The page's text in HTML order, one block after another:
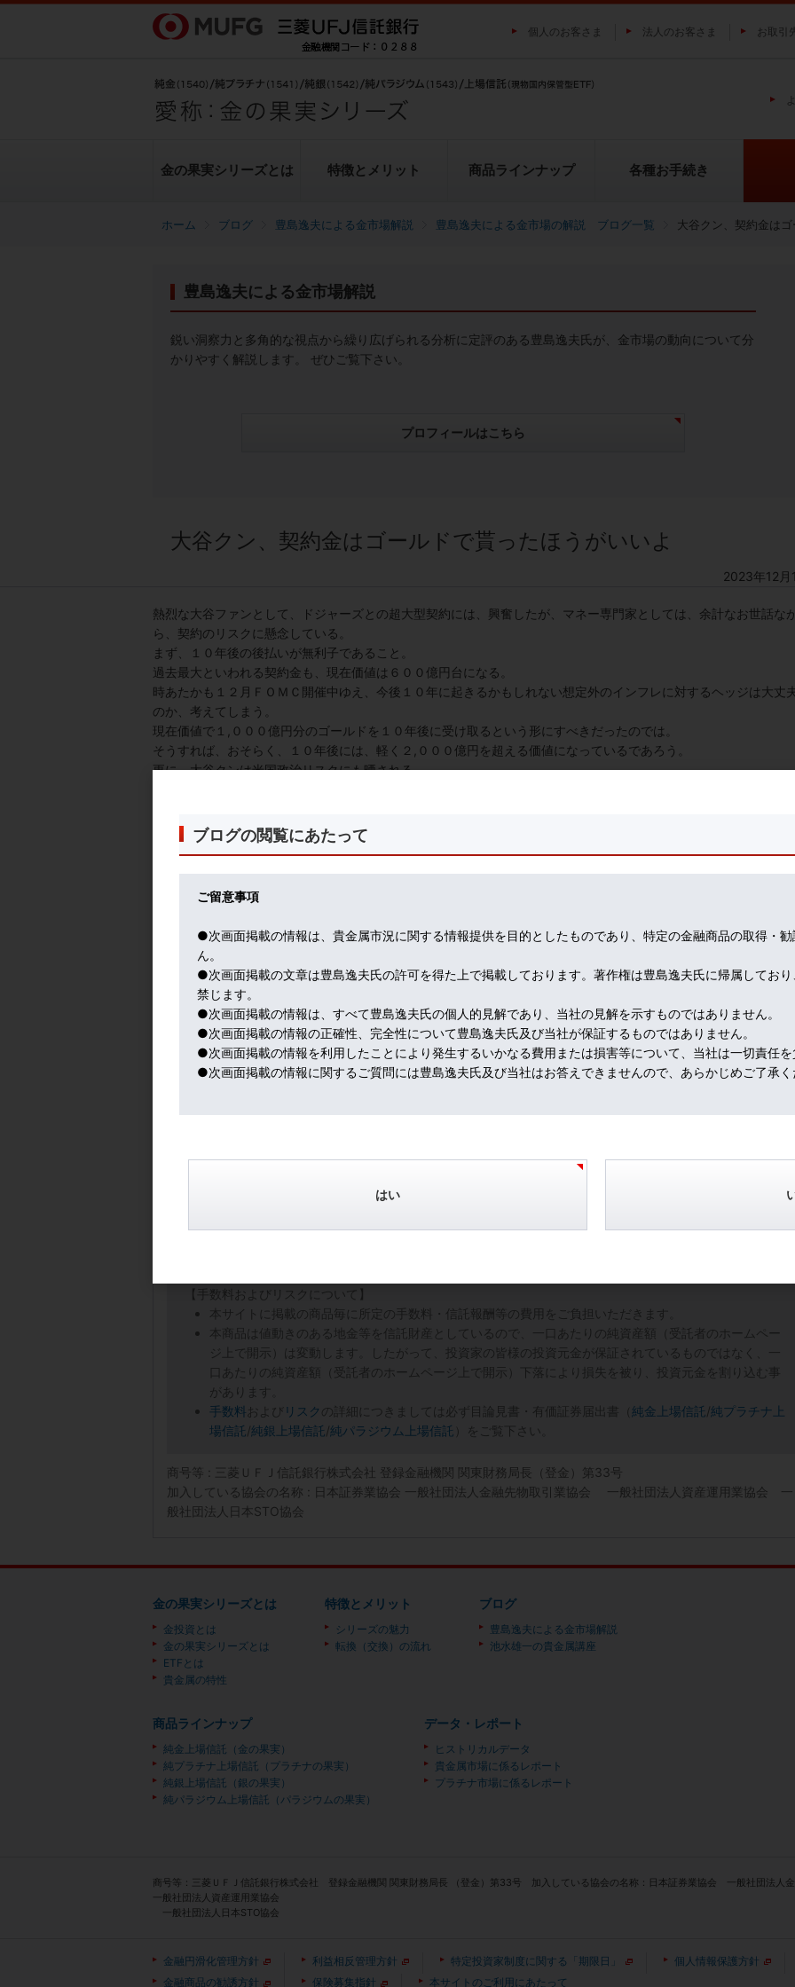
ブログ 豊島逸夫による金市場解説 豊島逸夫による金市場の解説 ブログ一覧 大谷クン、契約金は
豊島逸夫による金市場解説
鋭い洞察力と多角的な視点から繰り広げられる分析に定評のある豊島逸夫氏が、金市場の動向について分
かりやすく解説します。 ぜひご覧下さい。
プロフィールはこちら
大谷クン、契約金はゴールドで貰ったほうがいいよ
2023年12月
熱烈な大谷ファンとして、ドジャーズとの超大型契約には、興奮したが、マネー専門家としては、余計なお世話な
ら、契約のリスクに懸念している。
まず、１０年後の後払いが無利子であること。
過去最大といわれる契約金も、現在価値は６００億円台になる。
時あたかも１２月ＦＯＭＣ開催中ゆえ、今後１０年に起きるかもしれない想定外のインフレに対するヘッジは大丈
のか、考えてしまう。
現在価値で１,０００億円分のゴールドを１０年後に受け取るという形にすべきだったのでは。
そうすれば、おそらく、１０年後には、軽く２,０００億円を超える価値になっているであろう。
更に、大谷クンは米国政治リスクにも晒される。
但し、節税メリットもあるようだ。
連邦税規定で、１０年均等払いなら州税が免除される可能性があるという。
ロリダの試合だと０％になる。
まぁ、こういう、おカネの専門家の発想は、大谷クンのワールドシリーズで活躍したいという熱い願いを思えば、
さて、昨日のCPIはサプライズなし。
そして、今晩、いよいよFOMC声明文発表とパウエル記者会見。
最大の注目点は、FOMC参加者１９名の今後の金利予測分布（いわゆるドットチャート）。
パウエル議長の発言は、今、永田町ではやっている「しかるべきタイミングで適切に対応する」ということになり
個人のお客さま 法人のお客さま お取引
金の果実シリーズとは
金投資とは
特徴とメリット
シリーズの魅力
商品ラインナップ
純金上場信託（金の果実）
各種お手続き
転換（交換）の手続き
豊島逸夫による金市場解説
ヒストリカルデータ
【手数料およびリスクについて】
本サイトに掲載の商品毎に所定の手数料・信託報酬等の費用をご負担いただきます。
本商品は値動きのある地金等を信託財産としているので、一口あたりの純資産額（受託者のホームペー
ジ上で開示）は変動します。したがって、投資家の皆様の投資元金が保証されているものではなく、一
口あたりの純資産額（受託者のホームページ上で開示）下落により損失を被り、投資元金を割り込む事
があります。
手数料 および リスク の詳細につきましては必ず目論見書・有価証券届出書（ 純金上場信託 /純プラチナ上
場信託 /純銀上場信託 /純パラジウム上場信託 ）をご覧下さい。
商号等 : 三菱ＵＦＪ信託銀行株式会社 登録金融機関 関東財務局長（登金）第33号
加入している協会の名称 : 日本証券業協会 一般社団法人金融先物取引業協会 一般社団法人資産運用業協会 一
般社団法人日本STO協会
ブログの閲覧にあたって
ご留意事項
●次画面掲載の情報は、貴金属市況に関する情報提供を目的としたものであり、特定の金融商品の取得・
ん。
●次画面掲載の文章は豊島逸夫氏の許可を得た上で掲載しております。著作権は豊島逸夫氏に帰属してお
禁じます。
●次画面掲載の情報は、すべて豊島逸夫氏の個人的見解であり、当社の見解を示すものではありません。
●次画面掲載の情報の正確性、完全性について豊島逸夫氏及び当社が保証するものではありません。
●次画面掲載の情報を利用したことにより発生するいかなる費用または損害等について、当社は一切責任
●次画面掲載の情報に関するご質問には豊島逸夫氏及び当社はお答えできませんので、あらかじめご了承
はい
金の果実シリーズとは
金投資とは
金の果実シリーズとは
ETFとは
貴金属の特性
特徴とメリット
シリーズの魅力
転換（交換）の流れ
ブログ
豊島逸夫による金市場解説
池水雄一の貴金属講座
商品ラインナップ
純金上場信託（金の果実）
純プラチナ上場信託（プラチナの果実）
純銀上場信託（銀の果実）
純パラジウム上場信託（パラジウムの果実）
データ・レポート
ヒストリカルデータ
貴金属市場に係るレポート
プラチナ市場に係るレポート
商号等：三菱ＵＦＪ信託銀行株式会社 登録金融機関 関東財務局長 （登金）第33号 加入している協会の名称：日本証券業協会 一般社団法人
一般社団法人資産運用業協会
一般社団法人日本STO協会
金融円滑化管理方針 利益相反管理方針 特定投資家制度に関する「期限日」
個人情報保護方針
金融商品の勧誘方針
保険募集指針 本サイトのご利用にあたって